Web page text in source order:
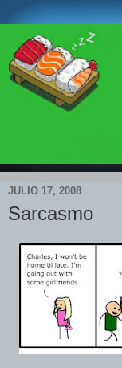
JULIO 17, 2008
Sarcasmo